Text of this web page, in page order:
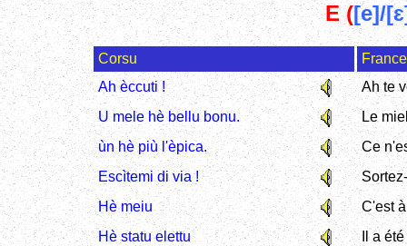
E ([e]/
Corsu
Ah èccuti !
Ah te
U mele hè bellu bonu.
Le
ùn hè più l'èpica.
Ce
Escìtemi di via !
Hè meiu
C'est
Hè statu elettu
Il a